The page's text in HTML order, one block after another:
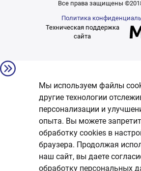
Все права защищены
Политика
Техническая поддержка
сайта
Мы используем файлы
другие технологии
персонализации и
опыта. Вы можете
обработку сookies в
браузера. Продолжая
наш сайт, вы даете
обработку персональных